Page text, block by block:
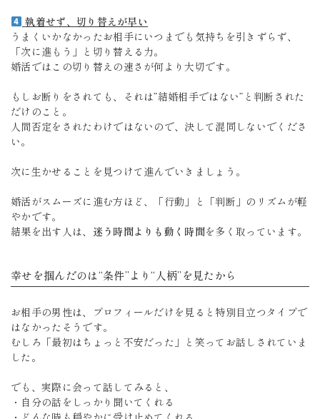
執着せず、切り替えが早い
うまくいかなかったお相手にいつまでも気持ちを引きずらず、
「次に進もう」と切り替える力。
婚活ではこの切り替えの速さが何より大切です。
もしお断りをされても、それは”結婚相手ではない”と判断された
だけのこと。
人間否定をされたわけではないので、決して混同しないでくださ
い。
次に生かせることを見つけて進んでいきましょう。
婚活がスムーズに進む方ほど、「行動」と「判断」のリズムが軽
やかです。
結果を出す人は、 迷う時間よりも動く時間を多く取っています。
幸せを掴んだのは“条件”より“人柄”を見たから
お相手の男性は、プロフィールだけを見ると特別目立つタイプで
はなかったそうです。
むしろ「最初はちょっと不安だった」と笑ってお話しされていま
した。
でも、実際に会って話してみると、
・自分の話をしっかり聞いてくれる